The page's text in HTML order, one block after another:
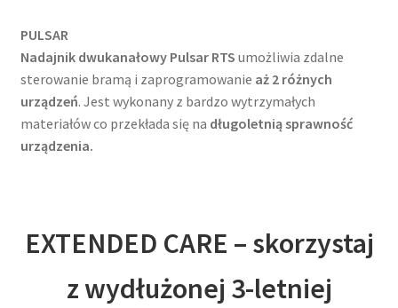
PULSAR
Nadajnik dwukanałowy Pulsar RTS umożliwia zdalne
sterowanie bramą i zaprogramowanie aż 2 różnych
urządzeń. Jest wykonany z bardzo wytrzymałych
materiałów co przekłada się na długoletnią sprawność
urządzenia.
EXTENDED CARE – skorzystaj
z wydłużonej 3-letniej